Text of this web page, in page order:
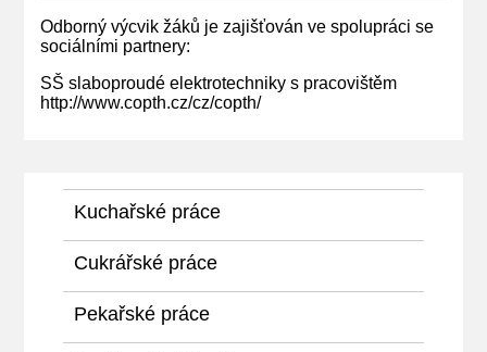
Odborný výcvik žáků je zajišťován ve spolupráci se
sociálními partnery:
SŠ slaboproudé elektrotechniky s pracovištěm
http://www.copth.cz/cz/copth/
Kuchařské práce
Cukrářské práce
Pekařské práce